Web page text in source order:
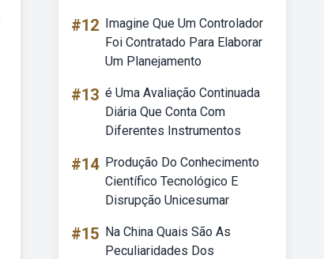
#12 Imagine Que Um Controlador
Foi Contratado Para Elaborar
Um Planejamento
#13 é Uma Avaliação Continuada
Diária Que Conta Com
Diferentes Instrumentos
#14 Produção Do Conhecimento
Científico Tecnológico E
Disrupção Unicesumar
#15 Na China Quais São As
Peculiaridades Dos